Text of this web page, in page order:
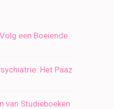
een Boeiende
Het Paaz
van Studieboeken